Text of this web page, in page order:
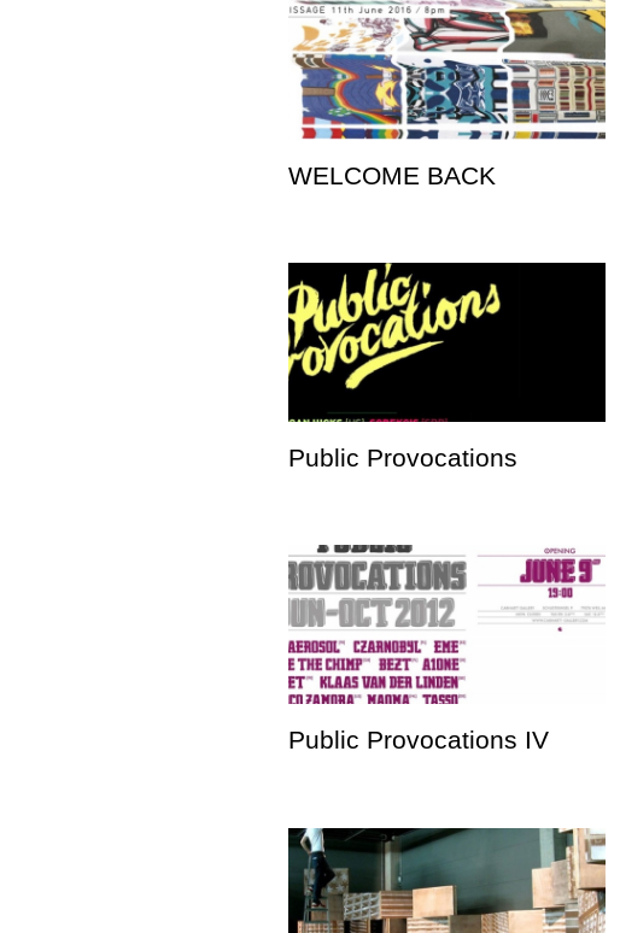
WELCOME BACK
Public Provocations
Public Provocations IV